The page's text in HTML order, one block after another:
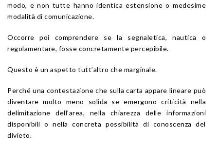
modo, e non tutte hanno identica estensione o medesime
modalità di comunicazione.
Occorre poi comprendere se la segnaletica, nautica o
regolamentare, fosse concretamente percepibile.
Questo è un aspetto tutt’altro che marginale.
Perché una contestazione che sulla carta appare lineare può
diventare molto meno solida se emergono criticità nella
delimitazione dell’area, nella chiarezza delle informazioni
disponibili o nella concreta possibilità di conoscenza del
divieto.